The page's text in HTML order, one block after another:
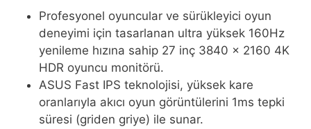
Profesyonel oyuncular ve sürükleyici oyun
deneyimi için tasarlanan ultra yüksek 160Hz
yenileme hızına sahip 27 inç 3840 x 2160 4K
HDR oyuncu monitörü.
ASUS Fast IPS teknolojisi, yüksek kare
oranlarıyla akıcı oyun görüntülerini 1ms tepki
süresi (griden griye) ile sunar.